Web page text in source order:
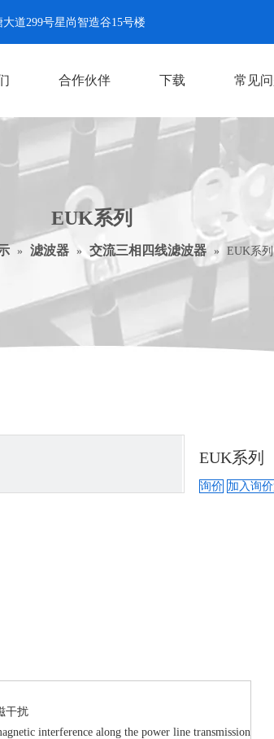
道299号星尚智造谷15号楼
合作伙伴 下载 常见
EUK系列
» 滤波器 » 交流三相四线滤波器 » EUK系列
EUK系列
询价 加入询
⼲扰
interference along the power line transmission